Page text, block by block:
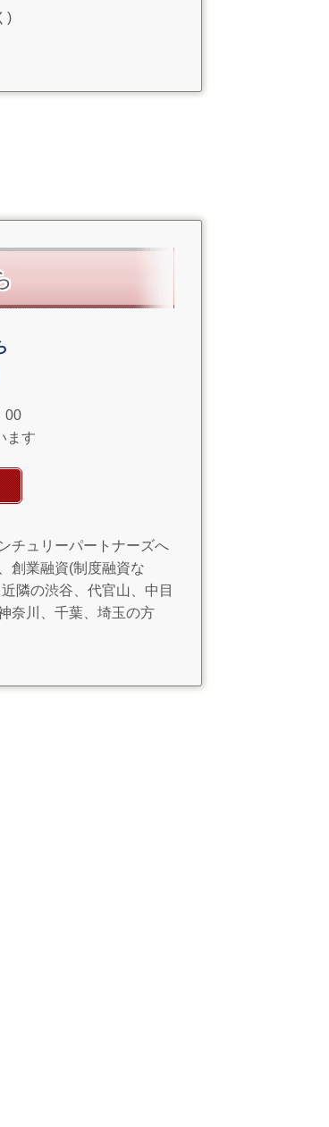
)
00
ます
チュリーパートナーズへ
創業融資(制度融資な
隣の渋谷、代官山、中目
奈川、千葉、埼玉の方